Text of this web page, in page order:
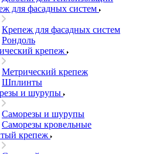
для фасадных систем
Крепеж для фасадных систем
Рондоль
крепеж
Метрический крепеж
Шплинты
и шурупы
Саморезы и шурупы
Саморезы кровельные
крепеж